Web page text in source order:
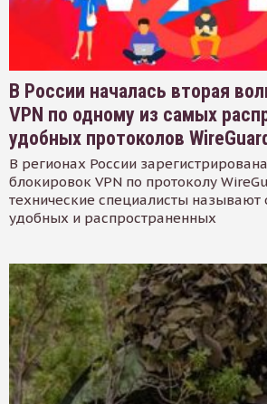
В России началась вторая
VPN по одному из самых
удобных протоколов WireGuard
В регионах России
блокировок VPN по протоколу
технические специалисты
удобных и распространенных